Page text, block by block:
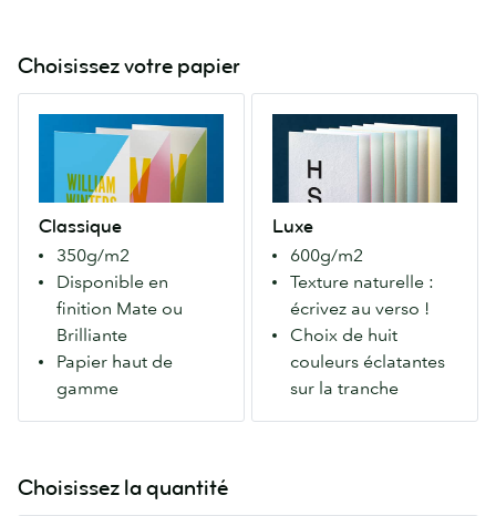
Choisissez votre papier
Classique
350g/m2
Disponible en
finition Mate ou
Brilliante
Papier haut de
gamme
qualité.
C'est
notre
premier
papier
connaît
un
Luxe
600g/m2
Texture naturelle :
écrivez au verso !
Choix de huit
couleurs éclatantes
sur la tranche
Quatre
couches
Mohawk
Superfine®
avec
choix
couleurs
Choisissez la quantité